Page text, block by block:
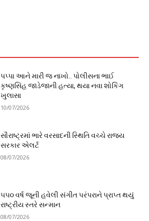
પપ્પા આને મારી જ નાખો.. પોલીસના ભાઈ
કૃષ્ણસિંહ જાડેજાની હત્યા, થયા નવા શોકિંગ
ખુલાસા
10/07/2026
સૌરાષ્ટ્રમાં ભારે વરસાદની સ્થિતિ વચ્ચે રાજ્ય
સરકાર એલર્ટ
08/07/2026
૫૫૦ વર્ષ જૂની હવેલી સંગીત પરંપરાને પ્રાપ્ત થયું
રાષ્ટ્રીય સ્તરે સન્માન
08/07/2026